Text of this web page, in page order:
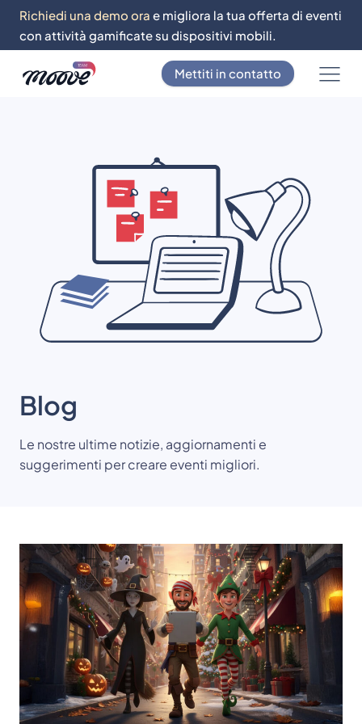
Richiedi una demo ora e migliora la tua offerta di eventi
con attività gamificate su dispositivi mobili.
Mettiti in contatto
Blog
Le nostre ultime notizie, aggiornamenti e
suggerimenti per creare eventi migliori.